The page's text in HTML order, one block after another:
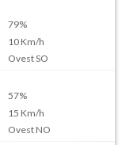
79%
10Km/h
Ovest SO
57%
15 Km/h
Ovest NO